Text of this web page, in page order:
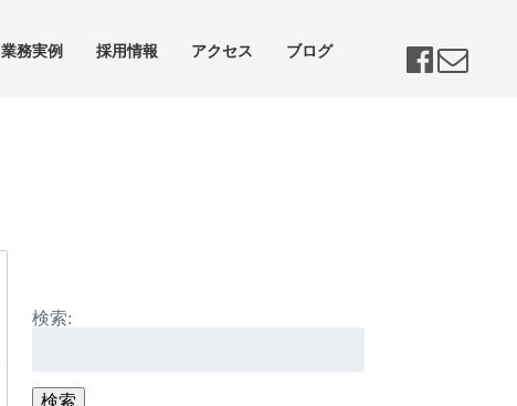
業務実例 採用情報 アクセス ブログ
検索:
検索